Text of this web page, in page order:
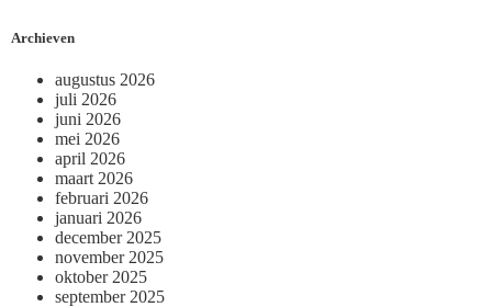
Archieven
augustus 2026
juli 2026
juni 2026
mei 2026
april 2026
maart 2026
februari 2026
januari 2026
december 2025
november 2025
oktober 2025
september 2025